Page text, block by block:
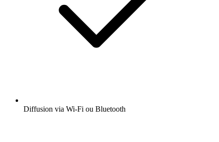
Diffusion via Wi-Fi ou Bluetooth